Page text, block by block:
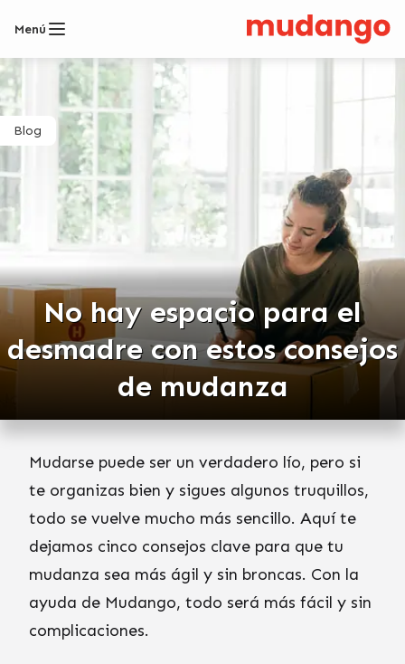
Menú
No hay espacio para el
desmadre con estos consejos
de mudanza
Blog
Mudarse puede ser un verdadero lío, pero si
te organizas bien y sigues algunos truquillos,
todo se vuelve mucho más sencillo. Aquí te
dejamos cinco consejos clave para que tu
mudanza sea más ágil y sin broncas. Con la
ayuda de Mudango, todo será más fácil y sin
complicaciones.